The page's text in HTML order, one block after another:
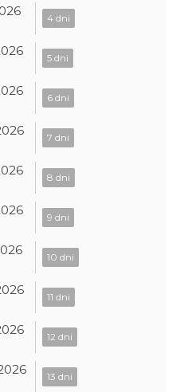
4 dni
5 dni
6 dni
7 dni
8 dni
9 dni
10 dni
11 dni
12 dni
13 dni